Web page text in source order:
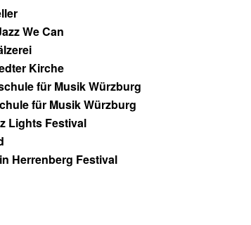
We Can
Kirche
für Musik Würzburg
für Musik Würzburg
Lights Festival
Herrenberg Festival